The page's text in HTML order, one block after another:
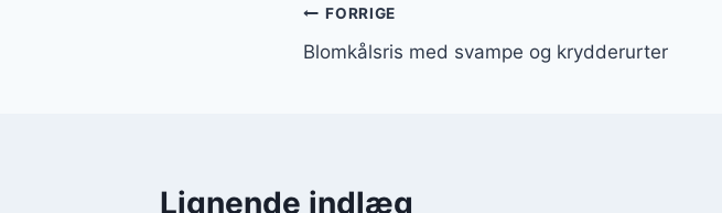
Indlægsnavigation
FORRIGE
Blomkålsris med svampe og krydderurter
Lignende indlæg